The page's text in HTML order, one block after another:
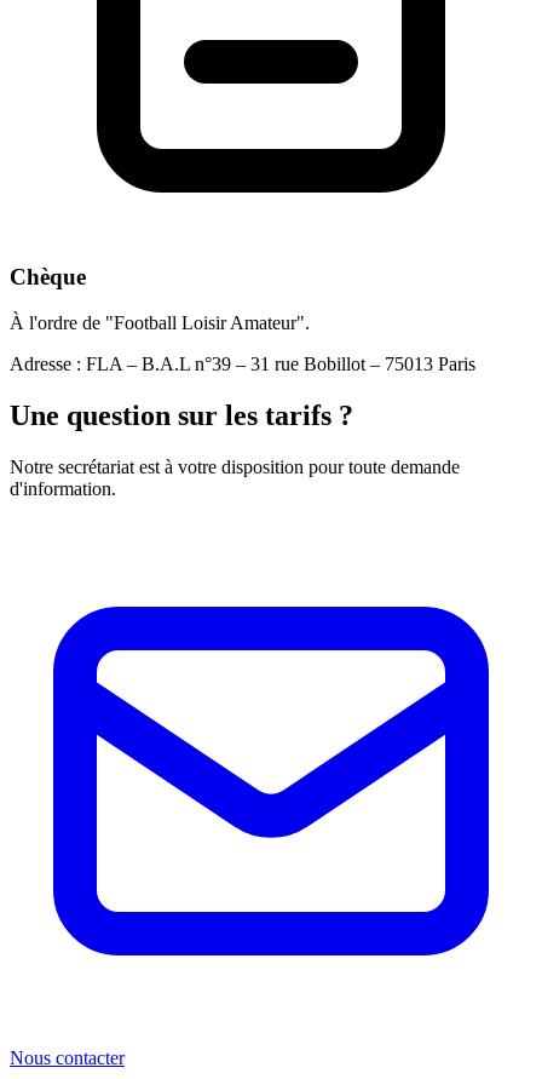
Chèque
À l'ordre de "Football Loisir Amateur".
Adresse : FLA – B.A.L n°39 – 31 rue Bobillot – 75013 Paris
Une question sur les tarifs ?
Notre secrétariat est à votre disposition pour toute demande
d'information.
Nous contacter